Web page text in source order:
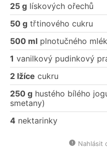
25 g lískových ořechů
50 g třtinového cukru
500 ml plnotučného
1 vanilkový pudinkový
2 lžíce cukru
250 g hustého bílého
smetany)
4 nektarinky
Nahlásit